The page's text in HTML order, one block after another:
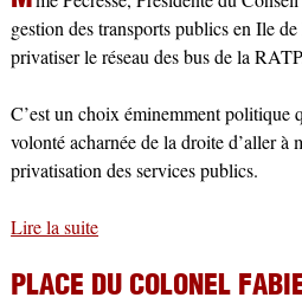
gestion des transports publics en Ile
privatiser le réseau des bus de la
C’est un choix éminemment politique
volonté acharnée de la droite d’aller à
privatisation des services publics.
Lire la suite
PLACE DU COLONEL